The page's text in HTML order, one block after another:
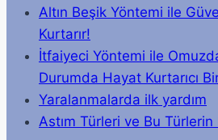
Altın Beşik Yöntemi ile
Kurtarır!
İtfaiyeci Yöntemi ile
Durumda Hayat Kurtarıcı
Yaralanmalarda ilk yardım
Astım Türleri ve Bu